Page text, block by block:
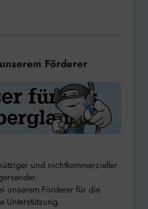
Förderer
und nichtkommerzieller
unserem Förderer für die
Unterstützung.